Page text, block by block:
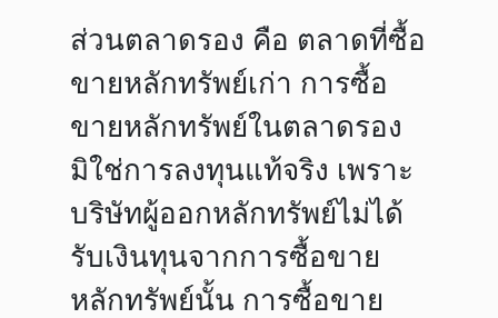
ส่วนตลาดรอง คือ ตลาดที่ซื้อ
ขายหลักทรัพย์เก่า การซื้อ
ขายหลักทรัพย์ในตลาดรอง
มิใช่การลงทุนแท้จริง เพราะ
บริษัทผู้ออกหลักทรัพย์ไม่ได้
รับเงินทุนจากการซื้อขาย
หลักทรัพย์นั้น การซื้อขาย